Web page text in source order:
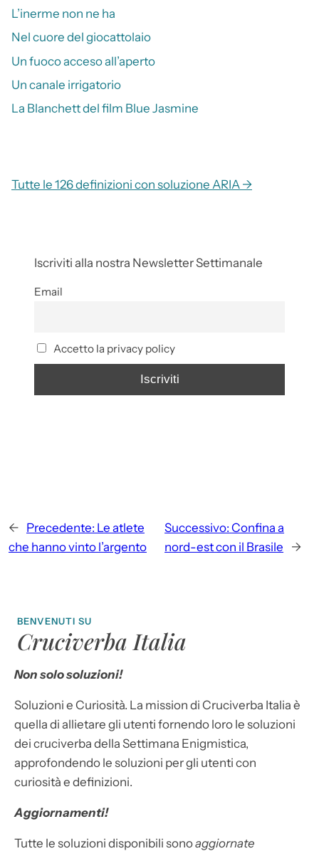
L’inerme non ne ha
Nel cuore del giocattolaio
Un fuoco acceso all’aperto
Un canale irrigatorio
La Blanchett del film Blue Jasmine
Tutte le 126 definizioni con soluzione ARIA →
Iscriviti alla nostra Newsletter Settimanale
Email
Accetto la privacy policy
← Precedente: Le atlete
che hanno vinto l’argento
Successivo: Confina a
nord-est con il Brasile
→
BENVENUTI SU
Cruciverba Italia
Non solo soluzioni!
Soluzioni e Curiosità. La mission di Cruciverba Italia è
quella di allietare gli utenti fornendo loro le soluzioni
dei cruciverba della Settimana Enigmistica,
approfondendo le soluzioni per gli utenti con
curiosità e definizioni.
Aggiornamenti!
Tutte le soluzioni disponibili sonoaggiornate